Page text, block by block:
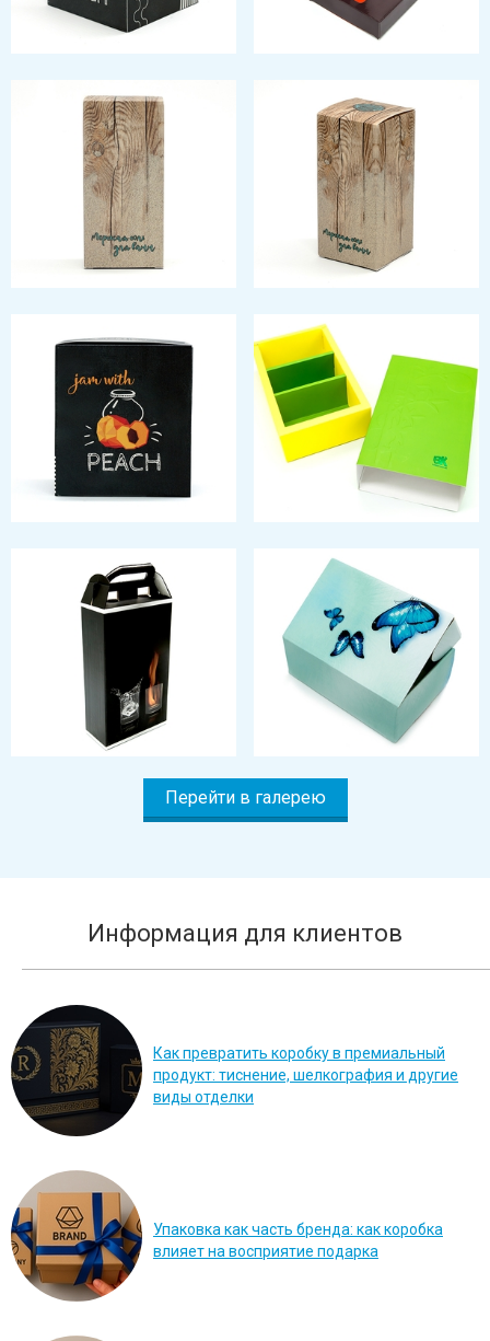
Перейти в галерею
Информация для клиентов
Как превратить коробку в премиальный
продукт: тиснение, шелкография и другие
виды отделки
Упаковка как часть бренда: как коробка
влияет на восприятие подарка